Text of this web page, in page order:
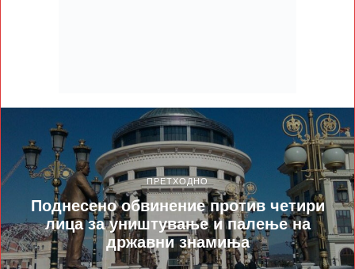
ПРЕТХОДНО
Поднесено обвинение против четири
лица за уништување и палење на
државни знамиња